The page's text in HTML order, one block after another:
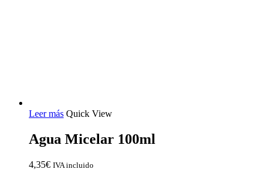
Leer más Quick View
Agua Micelar 100ml
4,35€ IVA incluido